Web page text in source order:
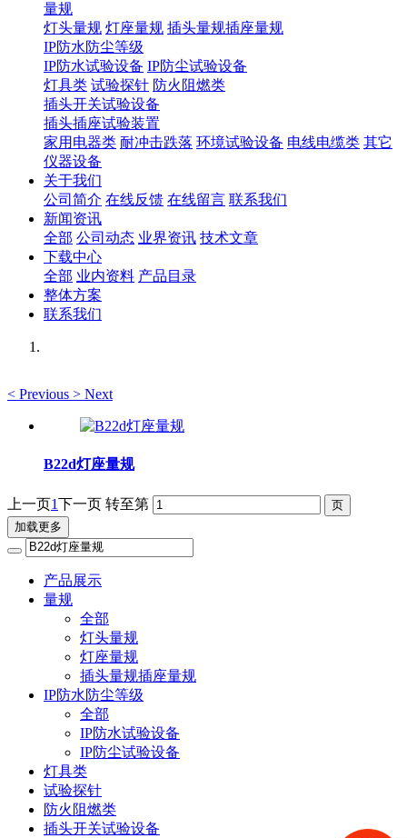
量规
灯头量规 灯座量规 插头量规插座量规
IP防水防尘等级
IP防水试验设备 IP防尘试验设备
灯具类 试验探针 防火阻燃类
插头开关试验设备
插头插座试验装置
家用电器类 耐冲击跌落 环境试验设备 电线电缆类 其它
仪器设备
关于我们
公司简介 在线反馈 在线留言 联系我们
新闻资讯
全部 公司动态 业界资讯 技术文章
下载中心
全部 业内资料 产品目录
整体方案
联系我们
< Previous > Next
B22d灯座量规
上一页1下一页 转至第
加载更多
产品展示
量规
全部
灯头量规
灯座量规
插头量规插座量规
IP防水防尘等级
全部
IP防水试验设备
IP防尘试验设备
灯具类
试验探针
防火阻燃类
插头开关试验设备